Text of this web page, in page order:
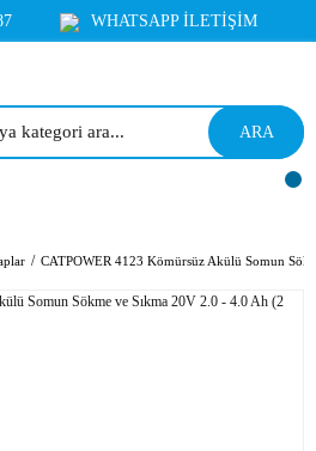
WHATSAPP İLETİŞİM
ARA
CATPOWER 4123 Kömürsüz Akülü Somun